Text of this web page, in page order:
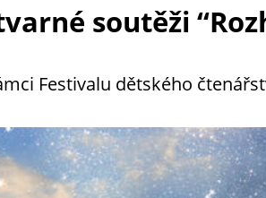
soutěži
Festivalu dětského